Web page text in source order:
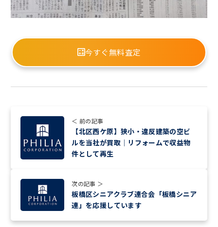
今すぐ無料査定
＜ 前の記事
【北区西ケ原】狭小・違反建築の空ビ
ルを当社が買取｜リフォームで収益物
件として再生
次の記事 ＞
板橋区シニアクラブ連合会「板橋シニア
連」を応援しています